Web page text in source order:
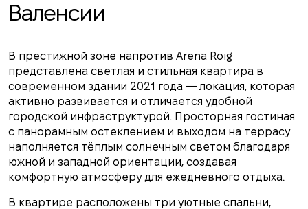
Валенсии
В престижной зоне напротив Arena Roig
представлена светлая и стильная квартира в
современном здании 2021 года — локация, которая
активно развивается и отличается удобной
городской инфраструктурой. Просторная гостиная
с панорамным остеклением и выходом на террасу
наполняется тёплым солнечным светом благодаря
южной и западной ориентации, создавая
комфортную атмосферу для ежедневного отдыха.
В квартире расположены три уютные спальни,